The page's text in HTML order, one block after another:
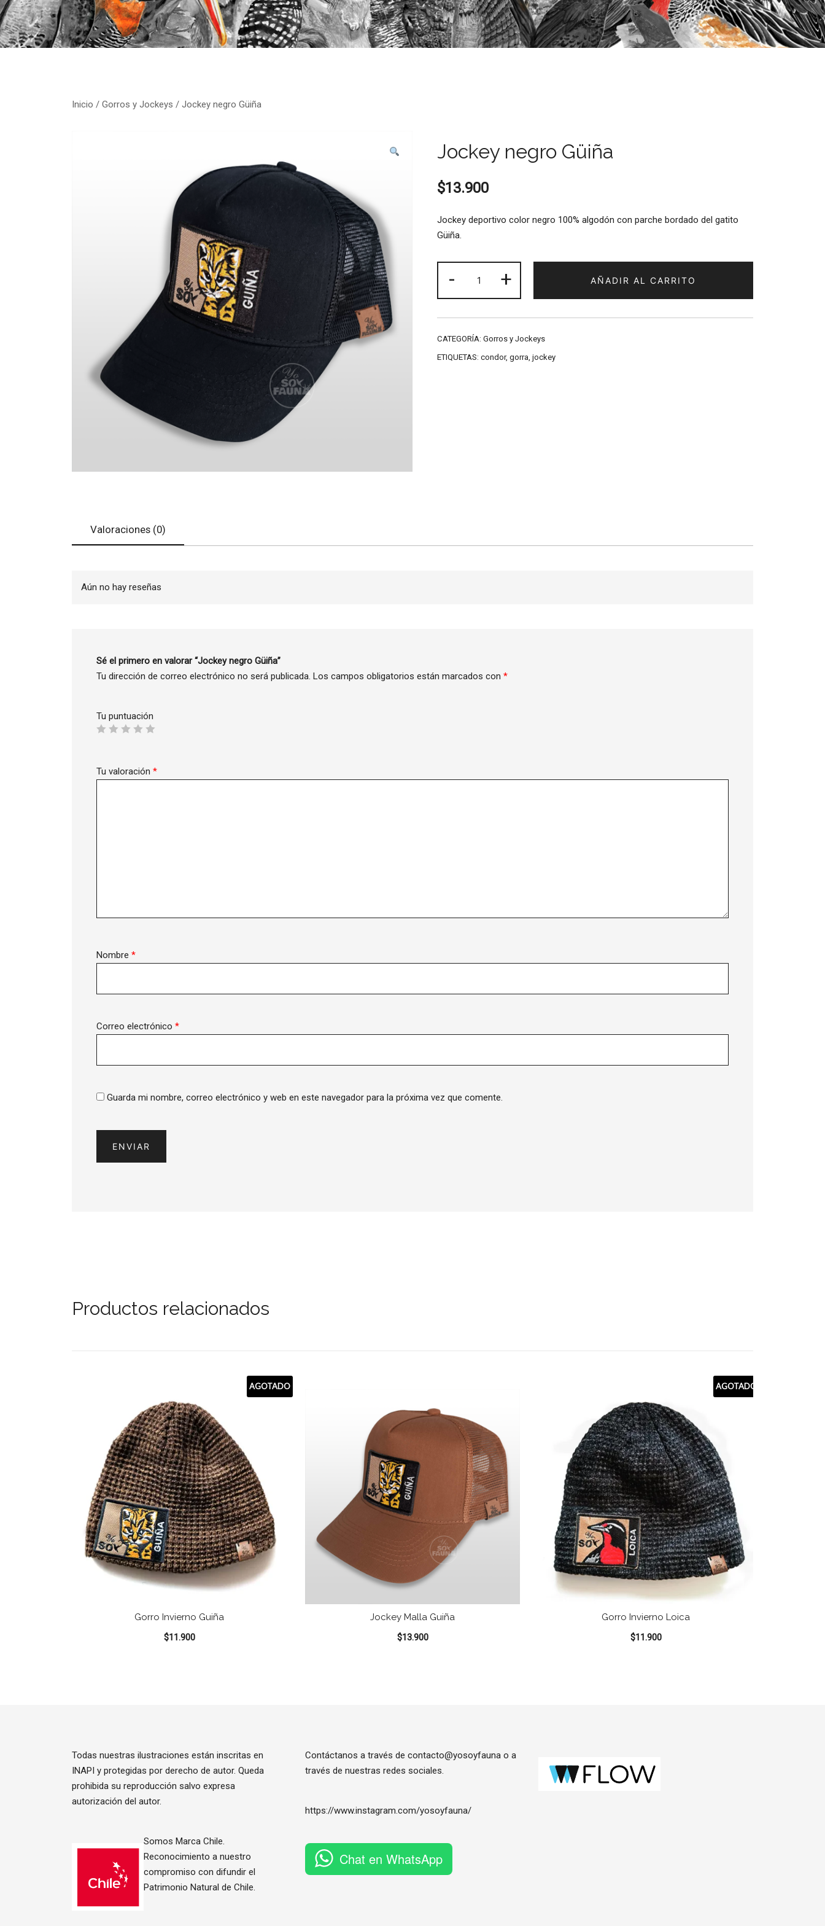
Inicio / Gorros y Jockeys / Jockey negro Güiña
Jockey negro Güiña
$13.900
Jockey deportivo color negro 100% algodón con parche bordado del gatito
Güiña.
-
negro
Güiña
cantidad
+ AÑADIR AL CARRITO
CATEGORÍA: Gorros y Jockeys
ETIQUETAS: condor, gorra jockey
Valoraciones (0)
Aún no hay reseñas
Sé el primero en valorar “Jockey negro Güiña”
Tu dirección de correo electrónico no será publicada. Los campos obligatorios están marcados con *
Tu puntuación
Tu valoración *
Nombre *
Correo electrónico *
Guarda mi nombre, correo electrónico y web en este navegador para la próxima vez que comente.
Productos relacionados
AGOTADO
Gorro Invierno Guiña
$11.900
Jockey Malla Guiña
$13.900
AGOTADO
Gorro Invierno Loica
$11.900
Todas nuestras ilustraciones están inscritas en
INAPI y protegidas por derecho de autor. Queda
prohibida su reproducción salvo expresa
autorización del autor.
Somos Marca Chile.
Reconocimiento a nuestro
compromiso con difundir el
Patrimonio Natural de Chile.
Contáctanos a través de contacto@yosoyfauna o a
través de nuestras redes sociales.
https://www.instagram.com/yosoyfauna/
Chat en WhatsApp